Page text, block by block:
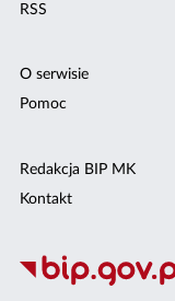
RSS
O serwisie
Pomoc
Redakcja BIP MK
Kontakt